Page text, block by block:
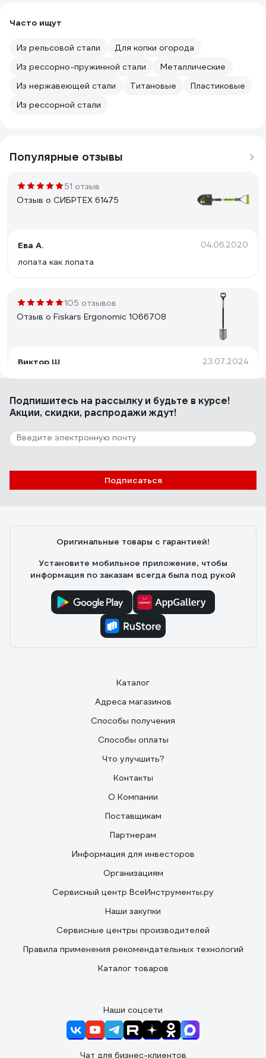
Часто ищут
Из рельсовой стали
Для копки огорода
Из рессорно-пружинной стали
Металлические
Из нержавеющей стали
Титановые
Пластиковые
Из рессорной стали
Популярные отзывы
51 отзыв
Отзыв о СИБРТЕХ 61475
Ева А. 04.06.2020
лопата как лопата
105 отзывов
Отзыв о Fiskars Ergonomic 1066708
Виктор Ш. 23.07.2024
Бренд изготовлено в Польше .
525 отзывов
Отзыв о Fiskars SolidTM 1026667
Подпишитесь на рассылкуи будьте в курсе!
Акции, скидки, распродажи ждут!
Подписаться
Оригинальные товары с гарантией!
Установите мобильное приложение, чтобы
информация по заказам всегда была под рукой
Каталог
Адреса магазинов
Способы получения
Способы оплаты
Что улучшить?
Контакты
О Компании
Поставщикам
Партнерам
Информация для инвесторов
Организациям
Сервисный центр ВсеИнструменты.ру
Наши закупки
Сервисные центры производителей
Правила применения рекомендательных технологий
Каталог товаров
Наши соцсети
Чат для бизнес-клиентов